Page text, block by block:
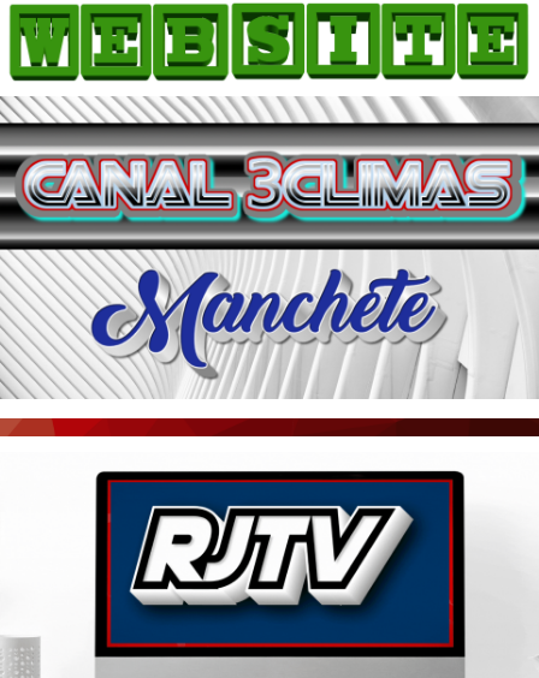
HOME
COMO ANUNCIAR
JORNAIS DO BRASIL
PODCAST/NOTÍCIAS
AS NOTÍCIAS DO DIA
ACONTECEU...VIROU MANCHETE!
BLOGS & COLUNAS
AGÊNCIA DE NOTÍCIAS
CNN BRASIL
PORTAL CEARÁ
ÚLTIMAS POSTAGENS